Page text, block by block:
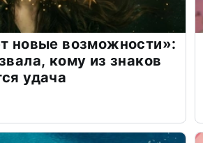
новые возможности»:
кому из знаков
удача